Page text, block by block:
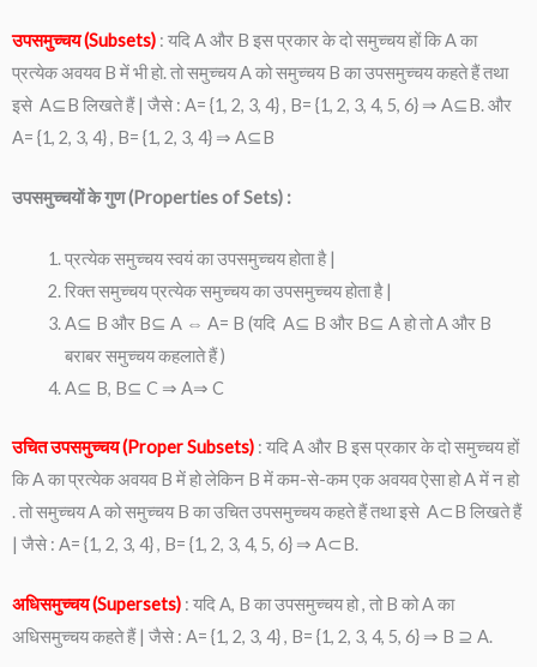
उपसमुच्चय (Subsets) : यदि A और B इस प्रकार के दो समुच्चय हों कि A का
प्रत्येक अवयव B में भी हो. तो समुच्चय A को समुच्चय B का उपसमुच्चय कहते हैं तथा
इसे A⊆B लिखते हैं | जैसे : A= {1, 2, 3, 4} , B= {1, 2, 3, 4, 5, 6} ⇒ A⊆B. और
A= {1, 2, 3, 4} , B= {1, 2, 3, 4} ⇒ A⊆B
उपसमुच्चयों के गुण (Properties of Sets) :
प्रत्येक समुच्चय स्वयं का उपसमुच्चय होता है |
रिक्त समुच्चय प्रत्येक समुच्चय का उपसमुच्चय होता है |
A⊆ B और B⊆ A ⇔ A= B (यदि A⊆ B और B⊆ A हो तो A और B
बराबर समुच्चय कहलाते हैं )
A⊆ B, B⊆ C ⇒ A⇒ C
उचित उपसमुच्चय (Proper Subsets) : यदि A और B इस प्रकार के दो समुच्चय हों
कि A का प्रत्येक अवयव B में हो लेकिन B में कम-से-कम एक अवयव ऐसा हो A में न हो
. तो समुच्चय A को समुच्चय B का उचित उपसमुच्चय कहते हैं तथा इसे A⊂B लिखते हैं
| जैसे : A= {1, 2, 3, 4} , B= {1, 2, 3, 4, 5, 6} ⇒ A⊂B.
अधिसमुच्चय (Supersets) : यदि A, B का उपसमुच्चय हो , तो B को A का
अधिसमुच्चय कहते हैं | जैसे : A= {1, 2, 3, 4} , B= {1, 2, 3, 4, 5, 6} ⇒ B ⊇ A.